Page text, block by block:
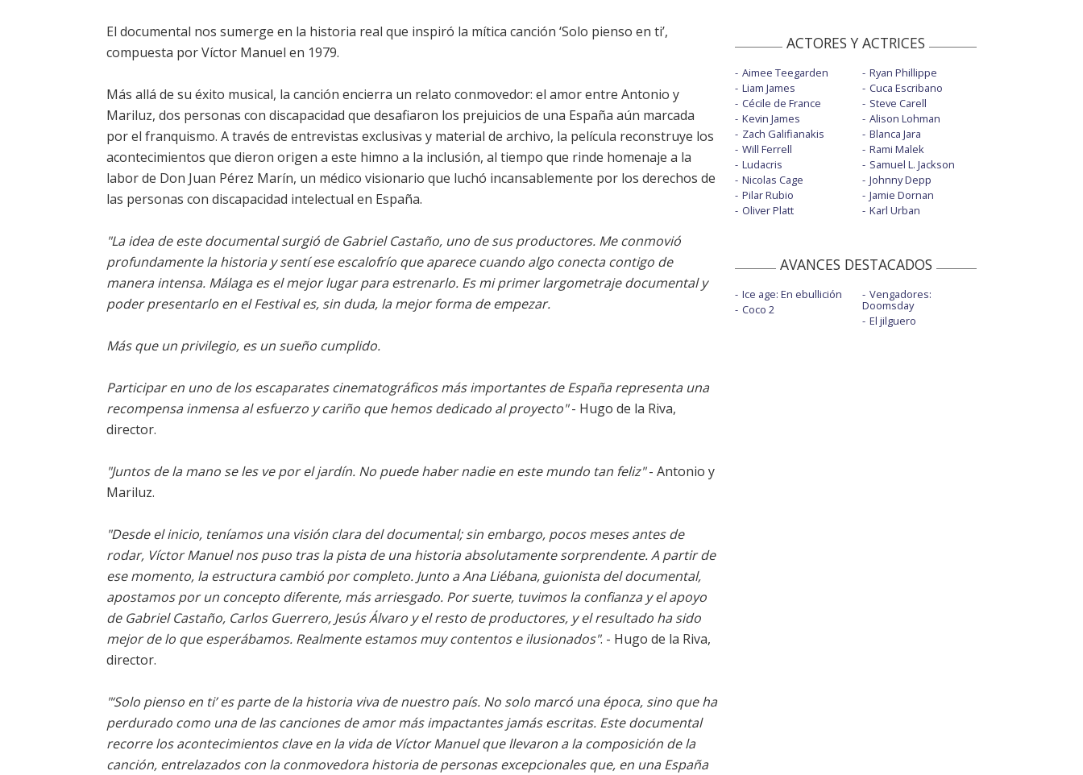
El documental nos sumerge en la historia real que inspiró la mítica canción ‘Solo pienso en ti’,
compuesta por Víctor Manuel en 1979.
Más allá de su éxito musical, la canción encierra un relato conmovedor: el amor entre Antonio y
Mariluz, dos personas con discapacidad que desafiaron los prejuicios de una España aún marcada
por el franquismo. A través de entrevistas exclusivas y material de archivo, la película reconstruye los
acontecimientos que dieron origen a este himno a la inclusión, al tiempo que rinde homenaje a la
labor de Don Juan Pérez Marín, un médico visionario que luchó incansablemente por los derechos de
las personas con discapacidad intelectual en España.
"La idea de este documental surgió de Gabriel Castaño, uno de sus productores. Me conmovió
profundamente la historia y sentí ese escalofrío que aparece cuando algo conecta contigo de
manera intensa. Málaga es el mejor lugar para estrenarlo. Es mi primer largometraje documental y
poder presentarlo en el Festival es, sin duda, la mejor forma de empezar.
Más que un privilegio, es un sueño cumplido.
Participar en uno de los escaparates cinematográficos más importantes de España representa una
recompensa inmensa al esfuerzo y cariño que hemos dedicado al proyecto"- Hugo de la Riva,
director.
"Juntos de la mano se les ve por el jardín. No puede haber nadie en este mundo tan feliz"- Antonio y
Mariluz.
"Desde el inicio, teníamos una visión clara del documental; sin embargo, pocos meses antes de
rodar, Víctor Manuel nos puso tras la pista de una historia absolutamente sorprendente. A partir de
ese momento, la estructura cambió por completo. Junto a Ana Liébana, guionista del documental,
apostamos por un concepto diferente, más arriesgado. Por suerte, tuvimos la confianza y el apoyo
de Gabriel Castaño, Carlos Guerrero, Jesús Álvaro y el resto de productores, y el resultado ha sido
mejor de lo que esperábamos. Realmente estamos muy contentos e ilusionados". - Hugo de la Riva,
director.
"‘Solo pienso en ti’ es parte de la historia viva de nuestro país. No solo marcó una época, sino que ha
perdurado como una de las canciones de amor más impactantes jamás escritas. Este documental
recorre los acontecimientos clave en la vida de Víctor Manuel que llevaron a la composición de la
canción, entrelazados con la conmovedora historia de personas excepcionales que, en una España
ACTORES Y ACTRICES
Aimee Teegarden
Liam James
Cécile de France
Kevin James
Zach Galifianakis
Will Ferrell
Ludacris
Nicolas Cage
Pilar Rubio
Oliver Platt
Ryan Phillippe
Cuca Escribano
Steve Carell
Alison Lohman
Blanca Jara
Rami Malek
Samuel L. Jackson
Johnny Depp
Jamie Dornan
Karl Urban
AVANCES DESTACADOS
Ice age: En ebullición
Coco 2
Vengadores:
Doomsday
El jilguero